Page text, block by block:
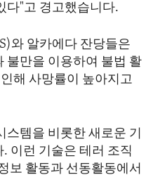
다"고 경고했습니다.
와 알카에다 잔당들은
불만을 이용하여 불법 활
해 사망률이 높아지고
템을 비롯한 새로운 기
이런 기술은 테러 조직
보 활동과 선동활동에서